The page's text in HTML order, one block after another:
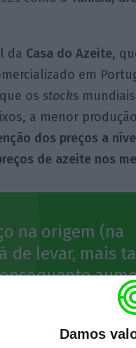
Damos
da Casa do Azeite,
em
os stocksmundiais
a menor
dos preços a
de azeite nos
na origem (na
de levar, mais
do consumidor